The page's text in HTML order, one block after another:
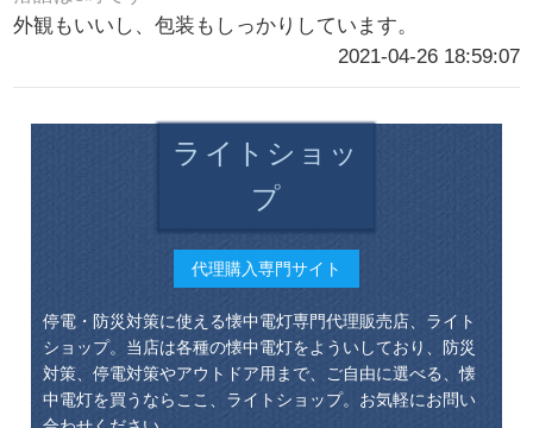
外観もいいし、包装もしっかりしています。
2021-04-26 18:59:07
ライトショッ
プ
代理購入専門サイト
停電・防災対策に使える懐中電灯専門代理販売店、ライト
ショップ。当店は各種の懐中電灯をよういしており、防災
対策、停電対策やアウトドア用まで、ご自由に選べる、懐
中電灯を買うならここ、ライトショップ。お気軽にお問い